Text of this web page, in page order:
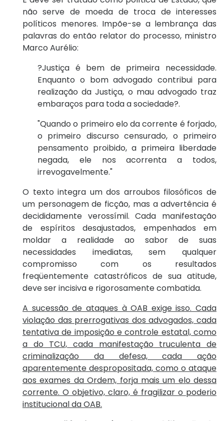
não serve de moeda de troca de interesses
políticos menores. Impõe-se a lembrança das
palavras do então relator do processo, ministro
Marco Aurélio:
?Justiça é bem de primeira necessidade.
Enquanto o bom advogado contribui para
realização da Justiça, o mau advogado traz
embaraços para toda a sociedade?.
"Quando o primeiro elo da corrente é forjado,
o primeiro discurso censurado, o primeiro
pensamento proibido, a primeira liberdade
negada, ele nos acorrenta a todos,
irrevogavelmente."
O texto integra um dos arroubos filosóficos de
um personagem de ficção, mas a advertência é
decididamente verossímil. Cada manifestação
de espíritos desajustados, empenhados em
moldar a realidade ao sabor de suas
necessidades imediatas, sem qualquer
compromisso com os resultados
freqüentemente catastróficos de sua atitude,
deve ser incisiva e rigorosamente combatida.
A sucessão de ataques à OAB exige isso. Cada
violação das prerrogativas dos advogados, cada
tentativa de imposição e controle estatal, como
a do TCU, cada manifestação truculenta de
criminalização da defesa, cada ação
aparentemente despropositada, como o ataque
aos exames da Ordem, forja mais um elo dessa
corrente. O objetivo, claro, é fragilizar o poderio
institucional da OAB.